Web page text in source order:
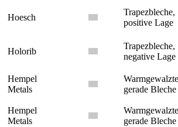
Hoesch
Trapezbleche,
positive Lage
Holorib
Trapezbleche,
negative Lage
Hempel
Metals
Warmgewalzte
gerade Bleche
Hempel
Metals
Warmgewalzte
gerade Bleche